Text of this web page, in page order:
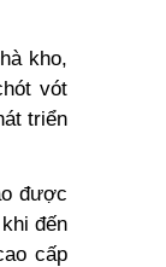
kho,
vót
triển
được
đến
cấp